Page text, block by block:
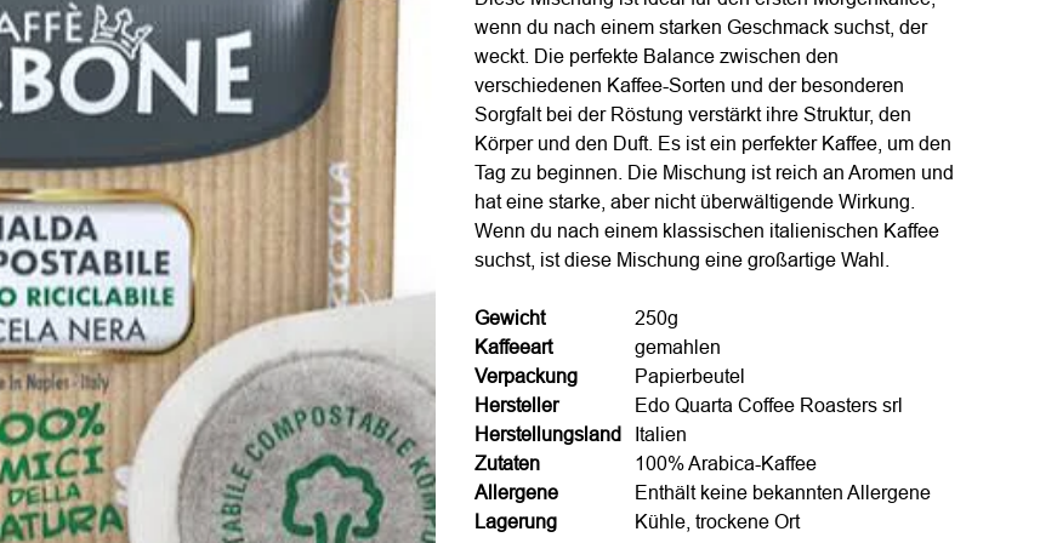
wenn du nach einem starken Geschmack suchst, der
weckt. Die perfekte Balance zwischen den
verschiedenen Kaffee-Sorten und der besonderen
Sorgfalt bei der Röstung verstärkt ihre Struktur, den
Körper und den Duft. Es ist ein perfekter Kaffee, um den
Tag zu beginnen. Die Mischung ist reich an Aromen und
hat eine starke, aber nicht überwältigende Wirkung.
Wenn du nach einem klassischen italienischen Kaffee
suchst, ist diese Mischung eine großartige Wahl.
Gewicht
250g
Kaffeeart
gemahlen
Verpackung
Papierbeutel
Hersteller
Edo Quarta Coffee Roasters srl
Herstellungsland
Italien
Zutaten
100% Arabica-Kaffee
Allergene
Enthält keine bekannten Allergene
Lagerung
Kühle, trockene Ort